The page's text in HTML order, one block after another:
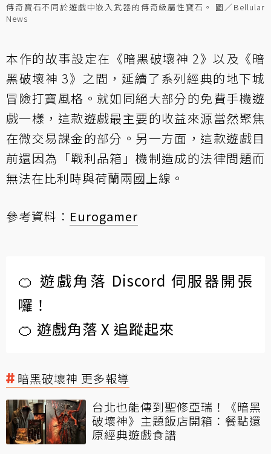
傳奇寶石不同於遊戲中嵌入武器的傳奇級屬性寶石。 圖／Bellular
News
本作的故事設定在《暗黑破壞神 2》以及《暗
黑破壞神 3》之間，延續了系列經典的地下城
冒險打寶風格。就如同絕大部分的免費手機遊
戲一樣，這款遊戲最主要的收益來源當然聚焦
在微交易課金的部分。另一方面，這款遊戲目
前還因為「戰利品箱」機制造成的法律問題而
無法在比利時與荷蘭兩國上線。
參考資料： Eurogamer
🍊 遊戲角落 Discord 伺服器開張
囉！
🍊 遊戲角落 X 追蹤起來
暗黑破壞神 更多報導
台北也能傳到聖修亞瑞！《暗黑
破壞神》主題飯店開箱：餐點還
原經典遊戲食譜